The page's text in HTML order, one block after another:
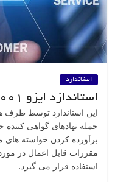
استاندارد
استاندازد ایزو 9001
این استاندارد توسط طرف
جمله نهادهای گواهی کننده
برآورده کردن خواسته های
مقررات قابل اعمال در
استفاده قرار می گیرد.